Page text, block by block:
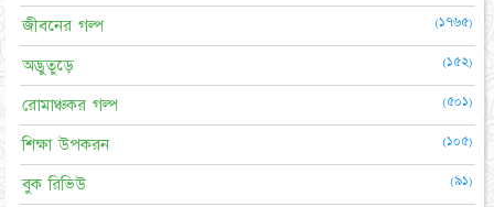
জীবনের গল্প (১৭৬৫)
অদ্ভুতুড়ে (১৫২)
রোমাঞ্চকর গল্প (৫০১)
শিক্ষা উপকরন (১০৫)
বুক রিভিউ (৯১)